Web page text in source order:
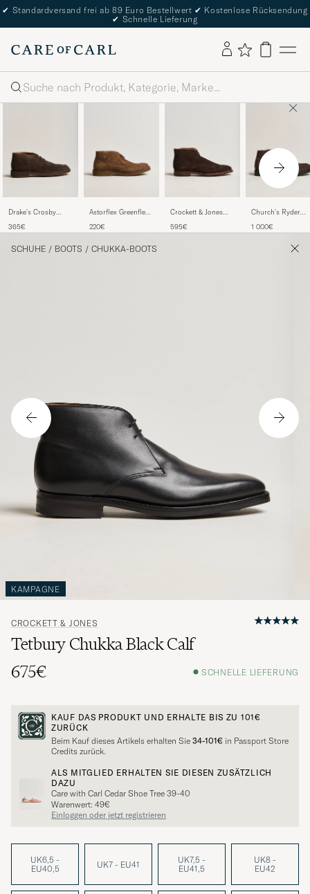
✔ Standardversand frei ab 89 Euro Bestellwert ✔ Kostenlose Rücksendung
✔ Schnelle Lieferung
Suche
Drake's Crosby
Chukka Boots Dark
365€
Astorflex Greenflex
Khaki Suede
220€
Crockett & Jones
Dark Brown Suede
595€
Church's Ryder
Brown Suede
1 000€
SCHUHE / BOOTS / CHUKKA-BOOTS
KAMPAGNE
CROCKETT & JONES
Tetbury Chukka Black Calf
675€
SCHNELLE LIEFERUNG
KAUF DAS PRODUKT UND ERHALTE BIS ZU 101€
ZURÜCK
Beim Kauf dieses Artikels erhalten Sie 34-101€ in Passport Store
Credits zurück.
ALS MITGLIED ERHALTEN SIE DIESEN ZUSÄTZLICH
DAZU
Care with Carl Cedar Shoe Tree 39-40
Warenwert: 49€
Einloggen oder jetzt registrieren
UK6,5 -
EU40,5
UK7 - EU41
UK7,5 -
EU41,5
UK8 -
EU42